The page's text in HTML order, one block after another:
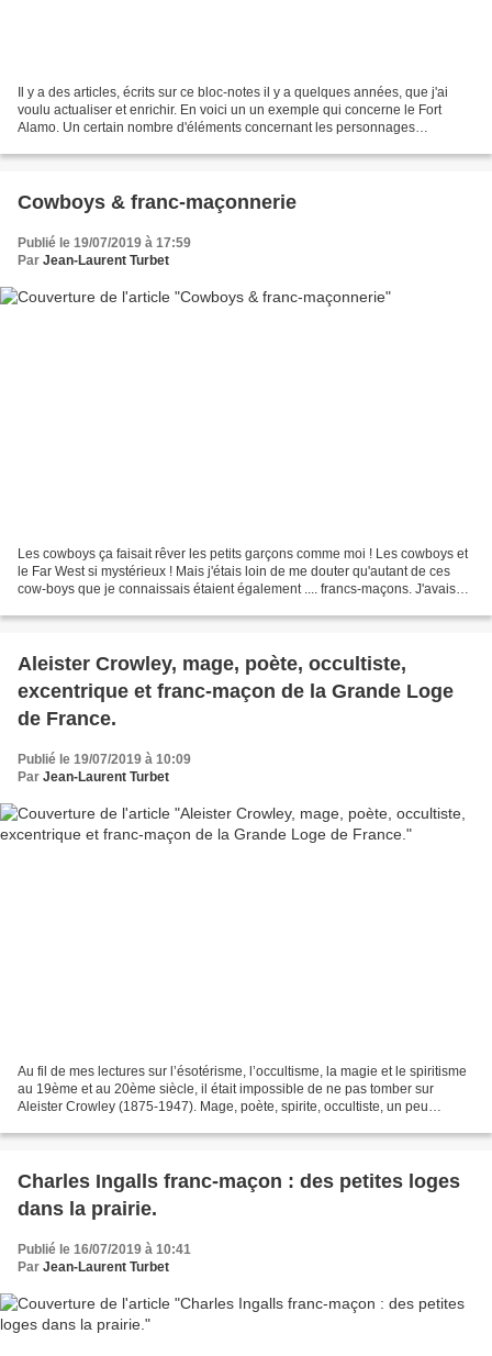
Il y a des articles, écrits sur ce bloc-notes il y a quelques années, que j'ai
voulu actualiser et enrichir. En voici un un exemple qui concerne le Fort
Alamo. Un certain nombre d'éléments concernant les personnages
Cowboys & franc-maçonnerie
Publié le 19/07/2019 à 17:59
Par Jean-Laurent Turbet
Les cowboys ça faisait rêver les petits garçons comme moi ! Les cowboys et
le Far West si mystérieux ! Mais j'étais loin de me douter qu'autant de ces
cow-boys que je connaissais étaient également .... francs-maçons. J'avais
Aleister Crowley, mage, poète, occultiste,
excentrique et franc-maçon de la Grande Loge
de France.
Publié le 19/07/2019 à 10:09
Par Jean-Laurent Turbet
Au fil de mes lectures sur l’ésotérisme, l’occultisme, la magie et le spiritisme
au 19ème et au 20ème siècle, il était impossible de ne pas tomber sur
Aleister Crowley (1875-1947). Mage, poète, spirite, occultiste, un peu
Charles Ingalls franc-maçon : des petites loges
dans la prairie.
Publié le 16/07/2019 à 10:41
Par Jean-Laurent Turbet